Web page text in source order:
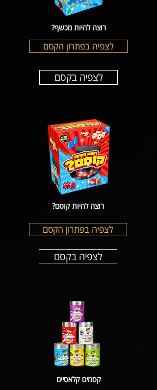
לצפיה בפתרון הקסם
רוצה להיות מכשף?
לצפיה בקסם
לצפיה בפתרון הקסם
רוצה להיות קוסם?
לצפיה בקסם
קסמים קלאסיים